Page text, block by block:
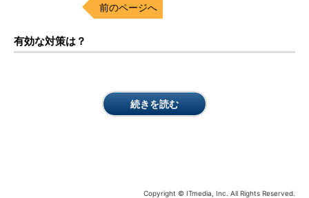
前のページへ
有効な対策は？
続きを読む
Copyright © ITmedia, Inc. All Rights Reserved.